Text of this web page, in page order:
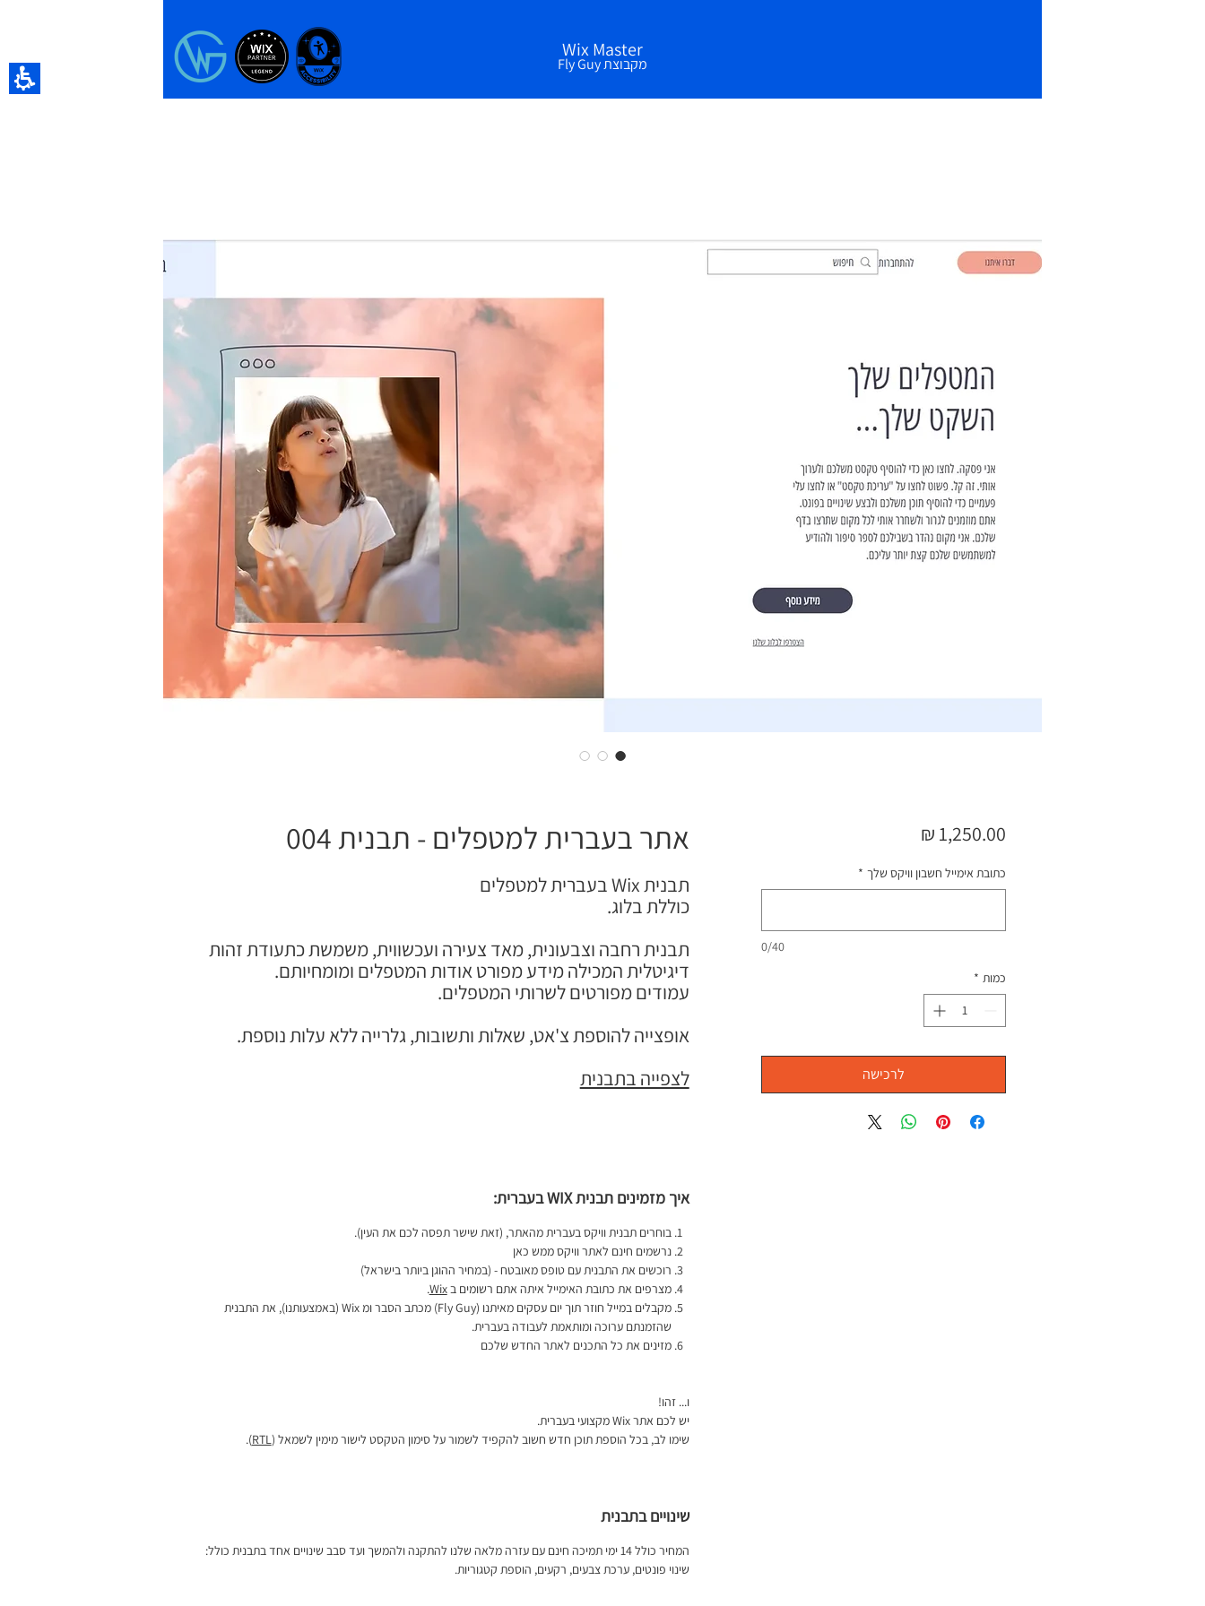
Wix Master
מקבוצת Fly Guy
אתר בעברית למטפלים - תבנית 004
תבנית Wix בעברית למטפלים
כוללת בלוג.
תבנית רחבה וצבעונית, מאד צעירה ועכשווית, משמשת כתעודת זהות
דיגיטלית המכילה מידע מפורט אודות המטפלים ומומחיותם.
עמודים מפורטים לשרותי המטפלים.
אופצייה להוספת צ'אט, שאלות ותשובות, גלרייה ללא עלות נוספת.
לצפייה בתבנית
איך מזמינים תבנית WIX בעברית:
בוחרים תבנית וויקס בעברית מהאתר, (זאת שישר תפסה לכם את העין).
נרשמים חינם לאתר וויקס ממש כאן
רוכשים את התבנית עם טופס מאובטח - (במחיר ההוגן ביותר בישראל)
מצרפים את כתובת האימייל איתה אתם רשומים בWix
.
מקבלים במייל חוזר תוך יום עסקים מאיתנו (Fly Guy) מכתב הסבר ומWix (באמצעותנו), את התבנית
שהזמנתם ערוכה ומותאמת לעבודה בעברית.
מזינים את כל התכנים לאתר החדש שלכם
ו... זהו!
יש לכם אתרWixמקצועי בעברית.
שימו לב, בכל הוספת תוכן חדש חשוב להקפיד לשמור על סימון הטקסט לישור מימין לשמאל (RTL
).
שינויים בתבנית
המחיר כולל 14 ימי תמיכה חינם עם עזרה מלאה שלנו להתקנה ולהמשך ועד סבב שינויים אחד בתבנית כולל:
שינוי פונטים, ערכת צבעים, רקעים, הוספת קטגוריות.
כתובת אימייל חשבון וויקס שלך *
0/40
כמות *
לרכישה